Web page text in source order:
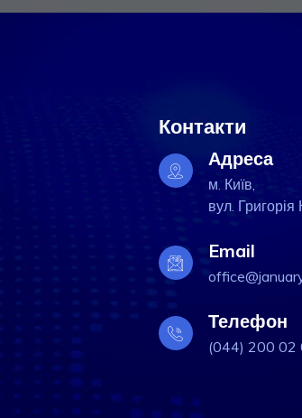
Alternative:
Контакти
Адреса
м. Київ,
вул.
Email
Телефон
(044) 200 02